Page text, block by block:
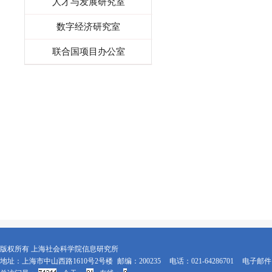
数字经济研究室
联合国项目办公室
版权所有 上海社会科学院信息研究所
地址：上海市中山西路1610号2号楼 邮编：200235 电话：021-64286701
电子邮件